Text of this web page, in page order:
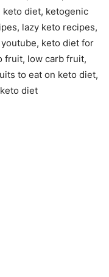
keto diet, ketogenic
lazy keto recipes,
keto diet for
fruit, low carb fruit,
to eat on keto diet,
diet